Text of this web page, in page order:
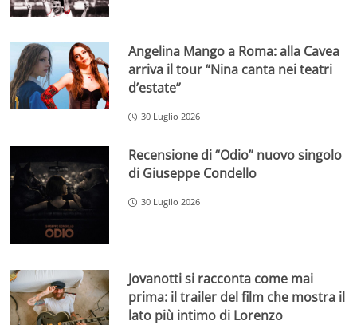
Angelina Mango a Roma: alla Cavea
arriva il tour “Nina canta nei teatri
d’estate”
30 Luglio 2026
Recensione di “Odio” nuovo singolo
di Giuseppe Condello
30 Luglio 2026
Jovanotti si racconta come mai
prima: il trailer del film che mostra il
lato più intimo di Lorenzo